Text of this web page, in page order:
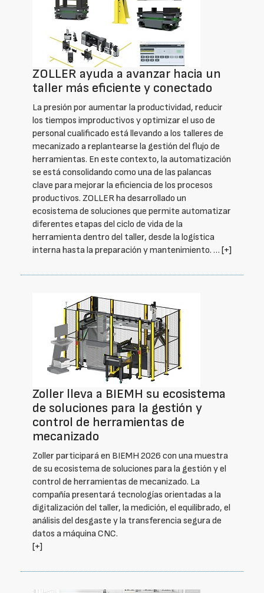
ZOLLER ayuda a avanzar hacia un
taller más eficiente y conectado
La presión por aumentar la productividad, reducir
los tiempos improductivos y optimizar el uso de
personal cualificado está llevando a los talleres de
mecanizado a replantearse la gestión del flujo de
herramientas. En este contexto, la automatización
se está consolidando como una de las palancas
clave para mejorar la eficiencia de los procesos
productivos. ZOLLER ha desarrollado un
ecosistema de soluciones que permite automatizar
diferentes etapas del ciclo de vida de la
herramienta dentro del taller, desde la logística
interna hasta la preparación y mantenimiento. … [+]
Zoller lleva a BIEMH su ecosistema
de soluciones para la gestión y
control de herramientas de
mecanizado
Zoller participará en BIEMH 2026 con una muestra
de su ecosistema de soluciones para la gestión y el
control de herramientas de mecanizado. La
compañía presentará tecnologías orientadas a la
digitalización del taller, la medición, el equilibrado, el
análisis del desgaste y la transferencia segura de
datos a máquina CNC.
[+]